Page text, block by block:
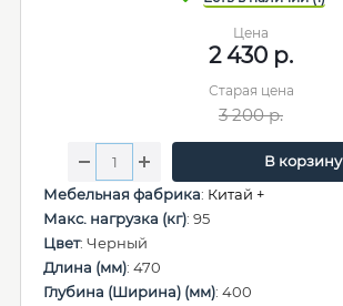
Цена
2 430 р.
Старая цена
3 200р.
В корзину
Мебельная фабрика: Китай +
Макс. нагрузка (кг): 95
Цвет: Черный
Длина (мм): 470
Глубина (Ширина) (мм): 400